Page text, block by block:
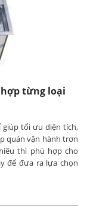
từng loại
giúp tối ưu diện tích,
quán vận hành trơn
thì phù hợp cho
để đưa ra lựa chọn